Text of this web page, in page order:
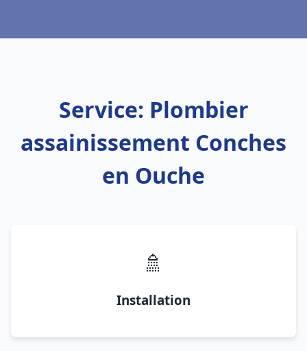
Service: Plombier
assainissement Conches
en Ouche
🚿
Installation